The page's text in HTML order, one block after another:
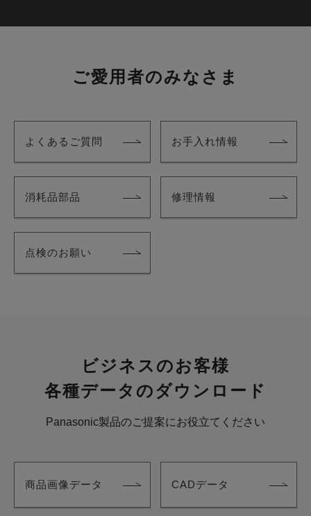
ご愛用者のみなさま
よくあるご質問 お手入れ情報
消耗品部品 修理情報
点検のお願い
ビジネスのお客様
各種データのダウンロード
Panasonic製品のご提案にお役立てください
商品画像データ CADデータ